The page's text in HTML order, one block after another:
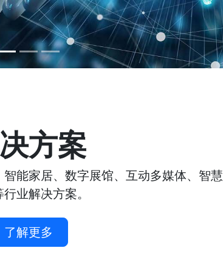
方案
能家居、数字展馆、互动多媒体、智慧
业解决方案。
了解更多